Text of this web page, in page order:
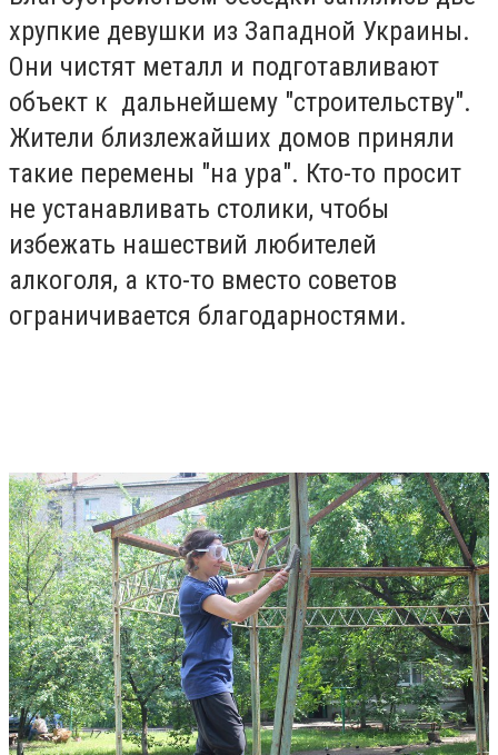
хрупкие девушки из Западной Украины.
Они чистят металл и подготавливают
объект к дальнейшему "строительству".
Жители близлежайших домов приняли
такие перемены "на ура". Кто-то просит
не устанавливать столики, чтобы
избежать нашествий любителей
алкоголя, а кто-то вместо советов
ограничивается благодарностями.